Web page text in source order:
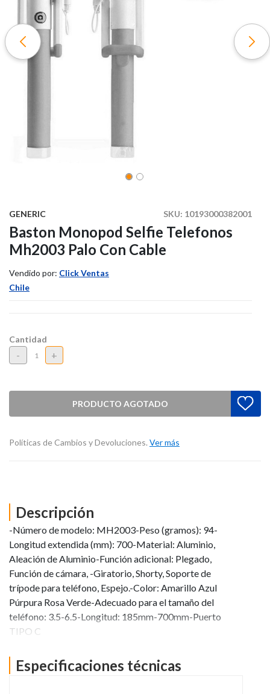
SKU: 10193000382001
GENERIC
Baston Monopod Selfie Telefonos
Mh2003 Palo Con Cable
Vendido por: Click Ventas
Chile
Cantidad
- +
PRODUCTO AGOTADO
Políticas de Cambios y Devoluciones. Ver más
Descripción
-Número de modelo: MH2003-Peso (gramos): 94-
Longitud extendida (mm): 700-Material: Aluminio,
Aleación de Aluminio-Función adicional: Plegado,
Función de cámara, -Giratorio, Shorty, Soporte de
trípode para teléfono, Espejo.-Color: Amarillo Azul
Púrpura Rosa Verde-Adecuado para el tamaño del
teléfono: 3.5-6.5-Longitud: 185mm-700mm-Puerto
TIPO C
Especificaciones técnicas